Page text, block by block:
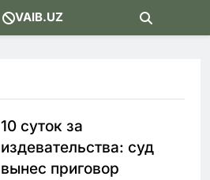
VAIB.UZ
10 суток за
издевательства: суд
вынес приговор